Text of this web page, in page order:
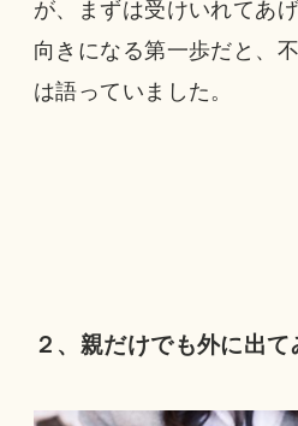
が、まずは受けいれてあ
向きになる第一歩だと、
は語っていました。
２、親だけでも外に出て